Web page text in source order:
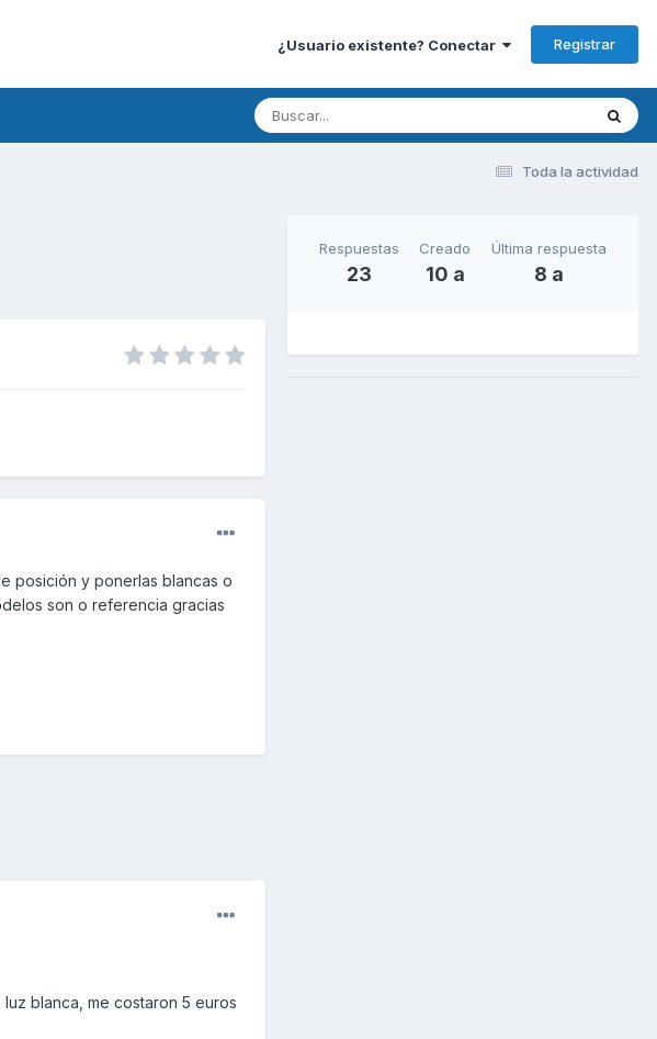
¿Usuario existente? Conectar Registrar
Toda la actividad
posición y ponerlas blancas o
son o referencia gracias
blanca, me costaron 5 euros
Respuestas
23
Creado
10 a
Última respuesta
8 a